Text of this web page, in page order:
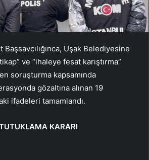
Uşak Belediyesine
ve “ihaleye fesat karıştırma”
soruşturma kapsamında
gözaltına alınan 19
ifadeleri tamamlandı.
KARARI